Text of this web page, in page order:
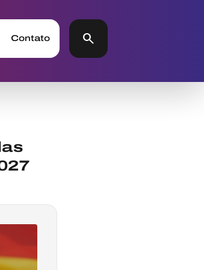
Contato search